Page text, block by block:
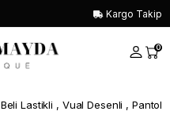
Kargo Takip
0
Beli Lastikli , Vual Desenli ,